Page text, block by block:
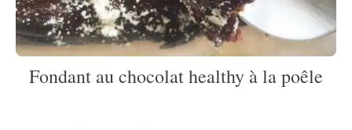
Fondant au chocolat healthy à la poêle